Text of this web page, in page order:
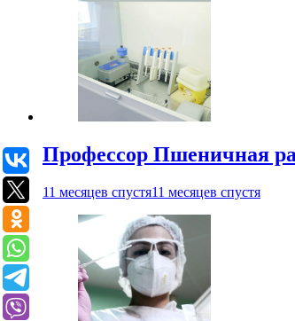
Профессор Пшеничная
11 месяцев спустя11 месяцев спустя